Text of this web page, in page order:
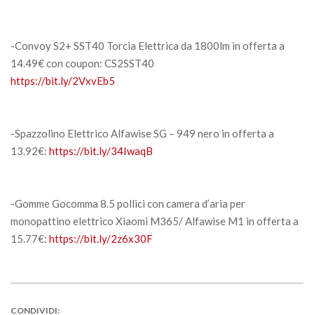
-Convoy S2+ SST40 Torcia Elettrica da 1800lm in offerta a
14.49€ con coupon: CS2SST40
https://bit.ly/2VxvEb5
-Spazzolino Elettrico Alfawise SG – 949 nero in offerta a
13.92€: https://bit.ly/34IwaqB
-Gomme Gocomma 8.5 pollici con camera d’aria per
monopattino elettrico Xiaomi M365/ Alfawise M1 in offerta a
15.77€: https://bit.ly/2z6x30F
CONDIVIDI: